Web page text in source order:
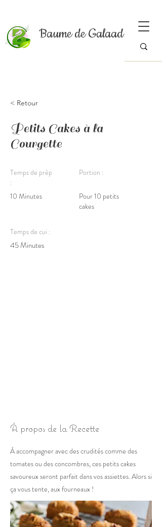
Baume de Galaad
< Retour
Petits Cakes à la
Courgette
Temps de prép
:
10 Minutes
Portion :
Pour 10 petits
cakes
Temps de cui :
45 Minutes
À propos de la Recette
À accompagner avec des crudités comme des
tomates ou des concombres, ces petits cakes
savoureux seront parfait dans vos assiettes. Alors si
ça vous tente, aux fourneaux !